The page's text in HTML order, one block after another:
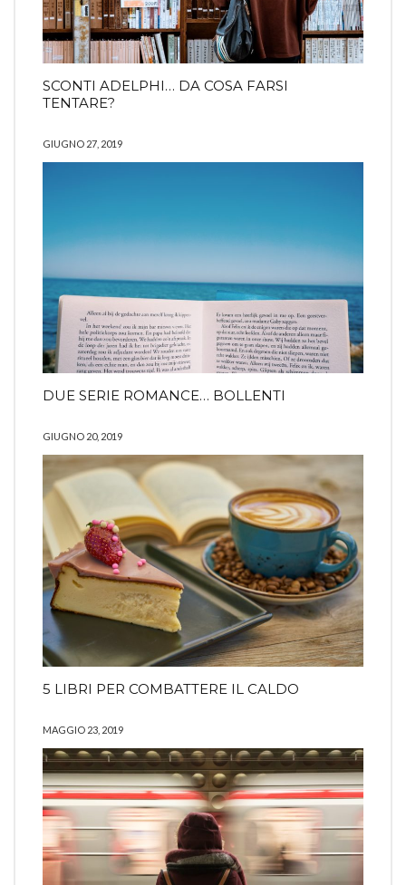
SCONTI ADELPHI… DA COSA FARSI
TENTARE?
GIUGNO 27, 2019
DUE SERIE ROMANCE… BOLLENTI
GIUGNO 20, 2019
5 LIBRI PER COMBATTERE IL CALDO
MAGGIO 23, 2019